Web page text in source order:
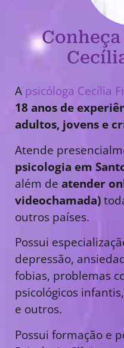
A psicóloga Cecília
18 anos de
adultos, jovens e
Atende
psicologia em
além de atender
videochamada)
outros países.
Possui
depressão,
fobias, problemas
psicológicos
e outros.
Possui formação e